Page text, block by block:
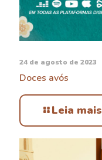
24 de agosto de 2023
Doces avós
Leia mais